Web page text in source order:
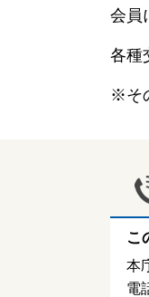
会員
各種
※そ
こ
本
電